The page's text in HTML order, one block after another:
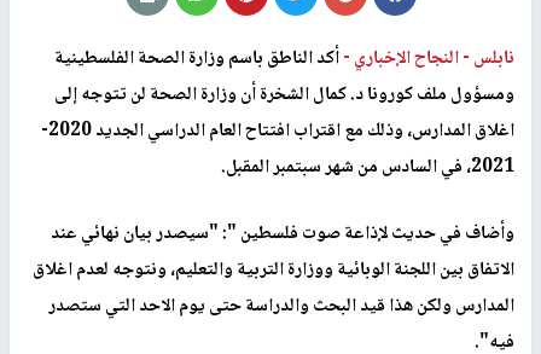
نابلس -النجاح الإخباري -أكد الناطق باسم وزارة الصحة الفلسطينية
ومسؤول ملف كورونا د. كمال الشخرة أن وزارة الصحة لن تتوجه إلى
اغلاق المدارس، وذلك مع اقتراب افتتاح العام الدراسي الجديد 2020-
2021، في السادس من شهر سبتمبر المقبل.
وأضاف في حديث لإذاعة صوت فلسطين ": "سيصدر بيان نهائي عند
الاتفاق بين اللجنة الوبائية ووزارة التربية والتعليم، ونتوجه لعدم اغلاق
المدارس ولكن هذا قيد البحث والدراسة حتى يوم الاحد التي ستصدر
فيه".